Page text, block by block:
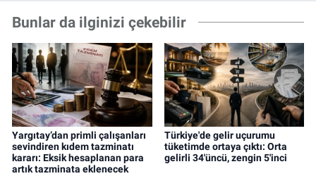
Bunlar da ilginizi çekebilir
Yargıtay’dan primli çalışanları
sevindiren kıdem tazminatı
kararı: Eksik hesaplanan para
artık tazminata eklenecek
Türkiye'de gelir uçurumu
tüketimde ortaya çıktı: Orta
gelirli 34'üncü, zengin 5'inci